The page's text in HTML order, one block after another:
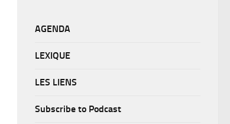
AGENDA
LEXIQUE
LES LIENS
Subscribe to Podcast